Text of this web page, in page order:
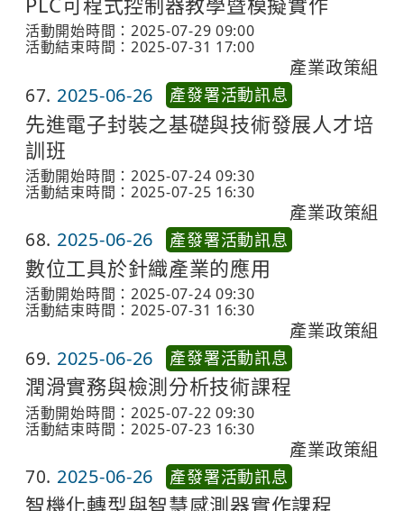
活動開始時間：2025-07-29 09:00
活動結束時間：2025-07-31 17:00
產業政策組
67 2025-06-26 產發署活動訊息
先進電子封裝之基礎與技術發展人才培
訓班
活動開始時間：2025-07-24 09:30
活動結束時間：2025-07-25 16:30
產業政策組
68 2025-06-26 產發署活動訊息
數位工具於針織產業的應用
活動開始時間：2025-07-24 09:30
活動結束時間：2025-07-31 16:30
產業政策組
69 2025-06-26 產發署活動訊息
潤滑實務與檢測分析技術課程
活動開始時間：2025-07-22 09:30
活動結束時間：2025-07-23 16:30
產業政策組
70 2025-06-26 產發署活動訊息
智機化轉型與智慧感測器實作課程